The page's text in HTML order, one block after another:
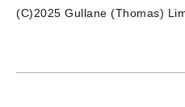
(C)2025 Gullane (Thomas)